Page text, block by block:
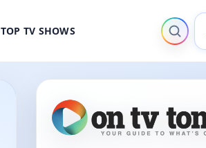
TOP TV SHOWS